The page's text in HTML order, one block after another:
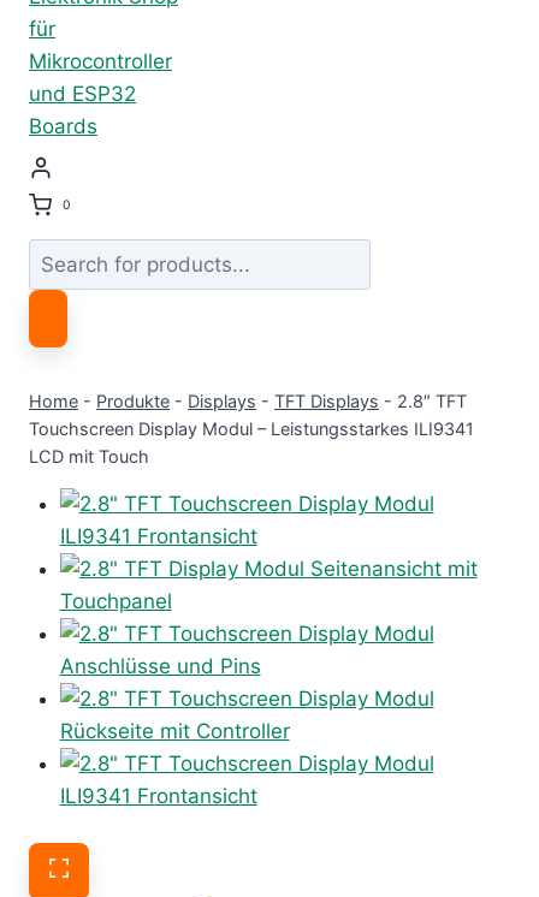
0
Products
search
Home - Produkte - Displays - TFT Displays - 2.8″ TFT
Touchscreen Display Modul – Leistungsstarkes ILI9341
LCD mit Touch